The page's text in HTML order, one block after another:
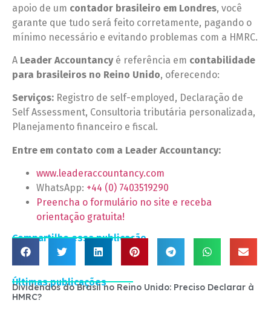
apoio de um contador brasileiro em Londres, você
garante que tudo será feito corretamente, pagando o
mínimo necessário e evitando problemas com a HMRC.
A Leader Accountancyé referência em contabilidade
para brasileiros no Reino Unido, oferecendo:
Serviços: Registro de self-employed, Declaração de
Self Assessment, Consultoria tributária personalizada,
Planejamento financeiro e fiscal.
Entre em contato com a Leader Accountancy:
www.leaderaccountancy.com
WhatsApp: +44 (0) 7403519290
Preencha o formulário no site e receba
orientação gratuita!
Compartilhe essa publicação
Últimas publicações
Dividendos do Brasil no Reino Unido: Preciso Declarar à
HMRC?